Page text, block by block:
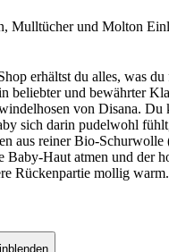
Mulltücher und Molton
erhältst du alles, was
beliebter und bewährter
von Disana. Du
sich darin pudelwohl
aus reiner Bio-Schurwolle
Baby-Haut atmen und der
Rückenpartie mollig warm.